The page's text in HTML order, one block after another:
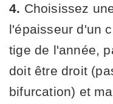
4. Choisissez
l'épaisseur d'un
tige de l'année,
doit être droit
bifurcation) et